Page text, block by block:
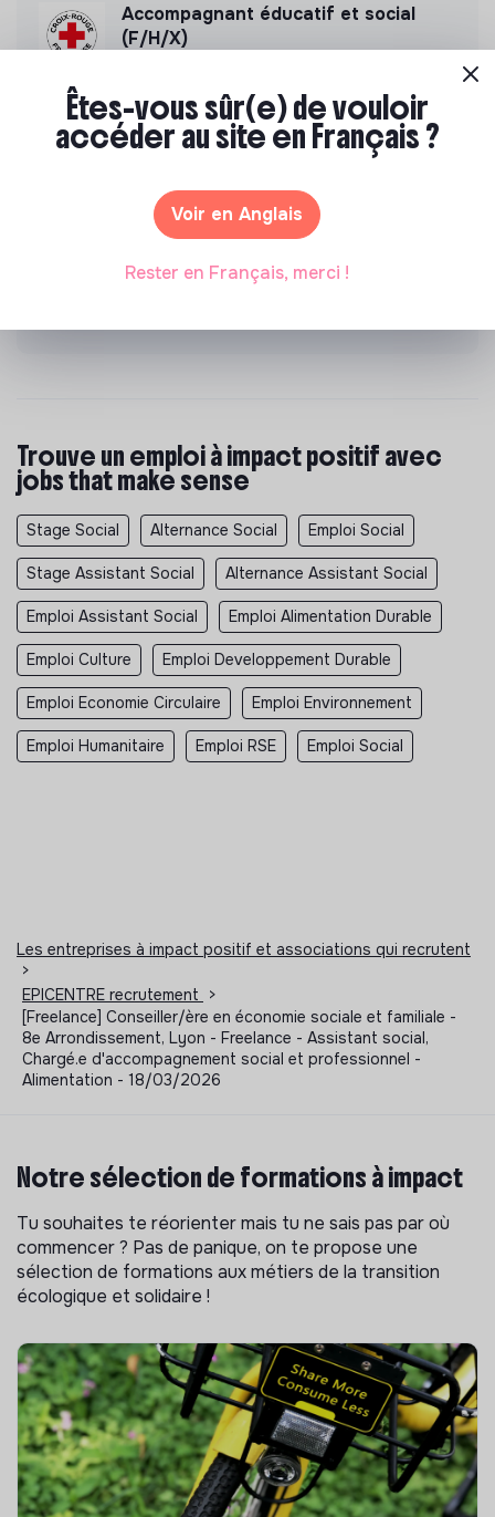
Accompagnant éducatif et social
(F/H/X)
cela, nous proposons des moyens et des
lieux d’engagement innovants et adaptés à
tous.
Accompagnant Éducatif et Social
(H/F/X) - PETITE MECS (95)
Nous souhaitons voir advenir une société où
cela, nous proposons des moyens et des
Trouve un emploi à impact positif avec
jobs that make sense
Stage Social Alternance Social Emploi Social
Stage Assistant Social Alternance Assistant Social
Emploi Assistant Social Emploi Alimentation Durable
Emploi Culture Emploi Developpement Durable
Emploi Economie Circulaire Emploi Environnement
Emploi Humanitaire Emploi RSE Emploi Social
Les entreprises à impact positif et associations qui recrutent
>
EPICENTRE recrutement
>
[Freelance] Conseiller/ère en économie sociale et familiale -
8e Arrondissement, Lyon - Freelance - Assistant social,
Chargé.e d'accompagnement social et professionnel -
Alimentation - 18/03/2026
Notre sélection de formations à impact
Tu souhaites te réorienter mais tu ne sais pas par où
commencer ? Pas de panique, on te propose une
sélection de formations aux métiers de la transition
écologique et solidaire !
Êtes-vous sûr(e) de vouloir
accéder au site en Français ?
Voir en Anglais
Rester en Français, merci !